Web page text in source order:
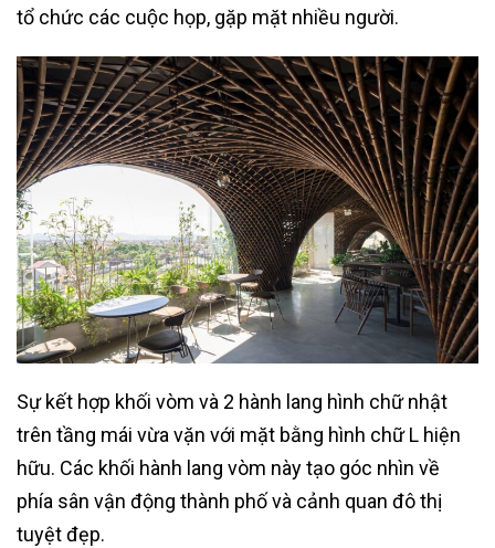
tổ chức các cuộc họp, gặp mặt nhiều người.
Sự kết hợp khối vòm và 2 hành lang hình chữ nhật
trên tầng mái vừa vặn với mặt bằng hình chữ L hiện
hữu. Các khối hành lang vòm này tạo góc nhìn về
phía sân vận động thành phố và cảnh quan đô thị
tuyệt đẹp.